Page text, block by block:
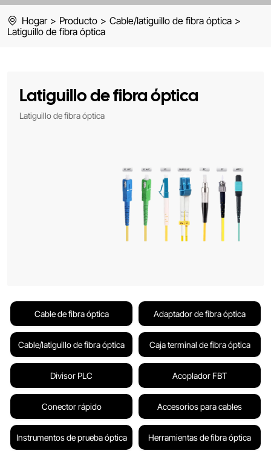
Hogar > Producto > Cable/latiguillo de fibra óptica >
Latiguillo de fibra óptica
Latiguillo de fibra óptica
Latiguillo de fibra óptica
Cable de fibra óptica Adaptador de fibra óptica
Cable/latiguillo de fibra óptica Caja terminal de fibra óptica
Divisor PLC Acoplador FBT
Conector rápido Accesorios para cables
Instrumentos de prueba óptica Herramientas de fibra óptica